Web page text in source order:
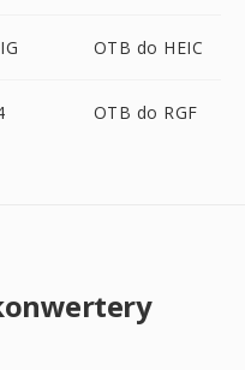
OTB do HEIC
OTB do RGF